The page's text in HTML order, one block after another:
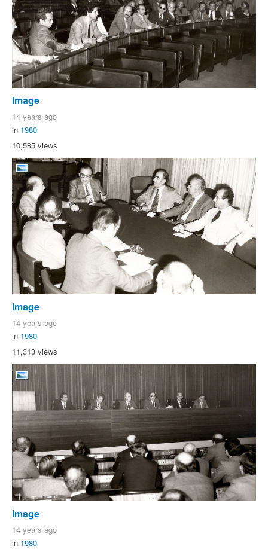
Image
14 years ago
in 1980
10,585 views
Image
14 years ago
in 1980
11,313 views
Image
14 years ago
in 1980